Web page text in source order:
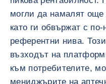
могли да намалят
като ги обвържат с
референтни нива.
възходът на
към потребителите,
мениджърите на